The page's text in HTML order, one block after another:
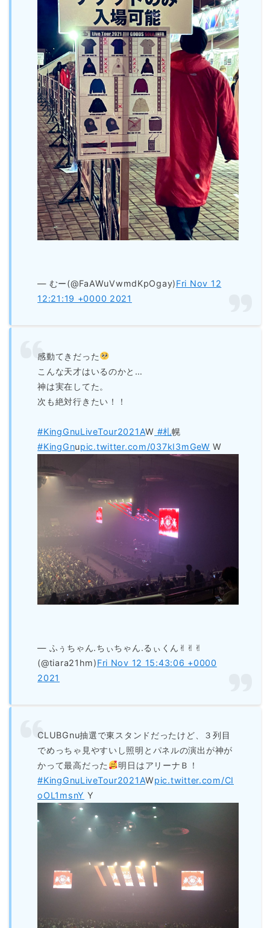
— むー(@FaAWuVwmdKpOgay)Fri Nov 12
12:21:19 +0000 2021
感動てきだった
こんな天才はいるのかと…
神は実在してた。
次も絶対行きたい！！
#KingGnuLiveTour2021AW #札幌
#KingGnupic.twitter.com/037kI3mGeW W
— ふぅちゃん.ちぃちゃん.るぃくん︎︎︎︎✌︎︎︎✌︎︎︎︎︎✌︎
(@tiara21hm)Fri Nov 12 15:43:06 +0000
2021
CLUBGnu抽選で東スタンドだったけど、３列目
でめっちゃ見やすいし照明とパネルの演出が神が
かって最高だった
明日はアリーナＢ！
#KingGnuLiveTour2021AWpic.twitter.com/CI
oOL1msnY Y